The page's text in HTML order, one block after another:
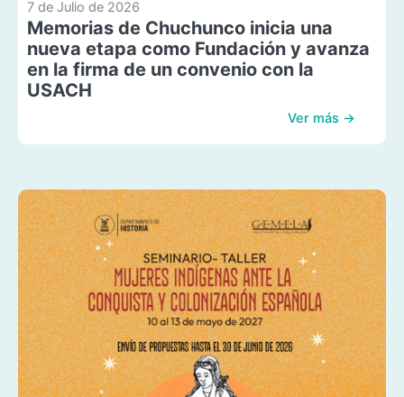
7 de Julio de 2026
Memorias de Chuchunco inicia una
nueva etapa como Fundación y avanza
en la firma de un convenio con la
USACH
Ver más →